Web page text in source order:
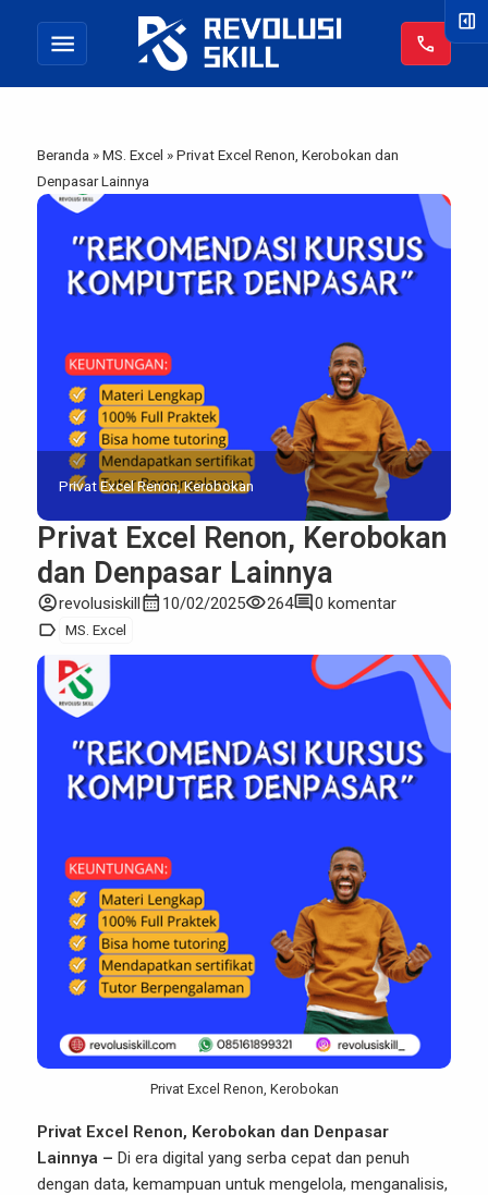
menu call
Beranda »MS. Excel »Privat Excel Renon, Kerobokan dan
Denpasar Lainnya
Privat Excel Renon, Kerobokan
Privat Excel Renon, Kerobokan
dan Denpasar Lainnya
account_circlerevolusiskillcalendar_month 10/02/2025visibility264comment0 komentar
label MS. Excel
Privat Excel Renon, Kerobokan
Privat Excel Renon, Kerobokan dan Denpasar
Lainnya – Di era digital yang serba cepat dan penuh
dengan data, kemampuan untuk mengelola, menganalisis,
right_panel_open